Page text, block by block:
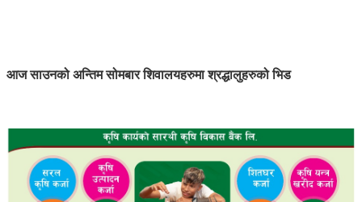
आज साउनको अन्तिम सोमबार शिवालयहरुमा श्रद्धालुहरुको भिड